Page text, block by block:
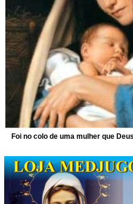
Foi no colo de uma mulher que